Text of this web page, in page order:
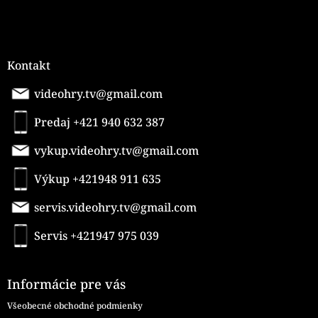
Kontakt
videohry.tv@gmail.com
Predaj +421 940 632 387
vykup.videohry.tv@gmail.com
Výkup +421948 911 635
servis.videohry.tv@gmail.com
Servis +421947 975 039
Informácie pre vás
Všeobecné obchodné podmienky